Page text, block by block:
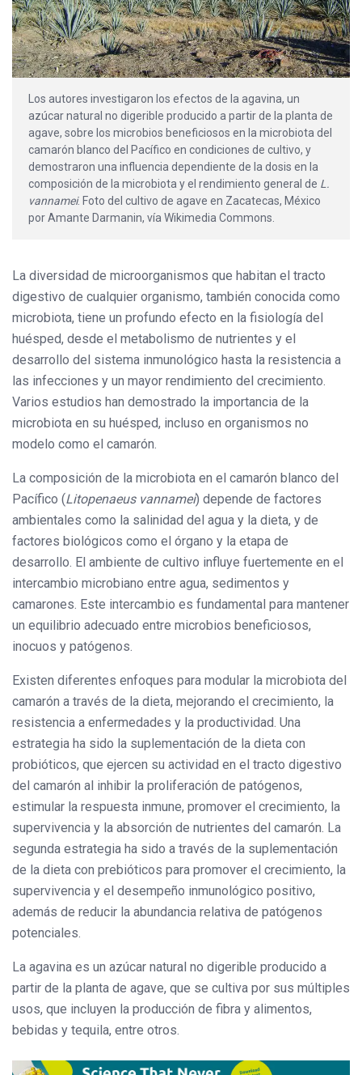
Los autores investigaron los efectos de la agavina, un
azúcar natural no digerible producido a partir de la planta de
agave, sobre los microbios beneficiosos en la microbiota del
camarón blanco del Pacífico en condiciones de cultivo, y
demostraron una influencia dependiente de la dosis en la
composición de la microbiota y el rendimiento general de L.
vannamei. Foto del cultivo de agave en Zacatecas, México
por Amante Darmanin, vía Wikimedia Commons.
La diversidad de microorganismos que habitan el tracto
digestivo de cualquier organismo, también conocida como
microbiota, tiene un profundo efecto en la fisiología del
huésped, desde el metabolismo de nutrientes y el
desarrollo del sistema inmunológico hasta la resistencia a
las infecciones y un mayor rendimiento del crecimiento.
Varios estudios han demostrado la importancia de la
microbiota en su huésped, incluso en organismos no
modelo como el camarón.
La composición de la microbiota en el camarón blanco del
Pacífico (Litopenaeus vannamei) depende de factores
ambientales como la salinidad del agua y la dieta, y de
factores biológicos como el órgano y la etapa de
desarrollo. El ambiente de cultivo influye fuertemente en el
intercambio microbiano entre agua, sedimentos y
camarones. Este intercambio es fundamental para mantener
un equilibrio adecuado entre microbios beneficiosos,
inocuos y patógenos.
Existen diferentes enfoques para modular la microbiota del
camarón a través de la dieta, mejorando el crecimiento, la
resistencia a enfermedades y la productividad. Una
estrategia ha sido la suplementación de la dieta con
probióticos, que ejercen su actividad en el tracto digestivo
del camarón al inhibir la proliferación de patógenos,
estimular la respuesta inmune, promover el crecimiento, la
supervivencia y la absorción de nutrientes del camarón. La
segunda estrategia ha sido a través de la suplementación
de la dieta con prebióticos para promover el crecimiento, la
supervivencia y el desempeño inmunológico positivo,
además de reducir la abundancia relativa de patógenos
potenciales.
La agavina es un azúcar natural no digerible producido a
partir de la planta de agave, que se cultiva por sus múltiples
usos, que incluyen la producción de fibra y alimentos,
bebidas y tequila, entre otros.